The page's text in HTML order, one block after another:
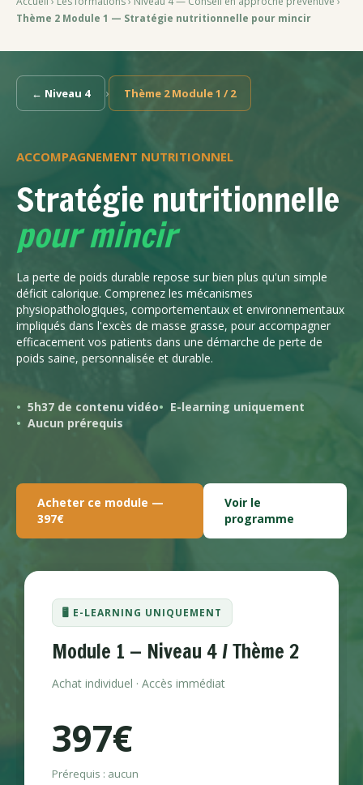
Thème 2 Module 1 — Stratégie nutritionnelle pour mincir
← Niveau 4 › Thème 2 Module 1 / 2
ACCOMPAGNEMENT NUTRITIONNEL
Stratégie nutritionnelle
pour mincir
La perte de poids durable repose sur bien plus qu'un simple
déficit calorique. Comprenez les mécanismes
physiopathologiques, comportementaux et environnementaux
impliqués dans l'excès de masse grasse, pour accompagner
efficacement vos patients dans une démarche de perte de
poids saine, personnalisée et durable.
5h37 de contenu vidéo
E-learning uniquement
Aucun prérequis
Acheter ce module —
397€
Voir le
programme
🖥️ E-LEARNING UNIQUEMENT
Module 1 — Niveau 4 / Thème 2
Achat individuel · Accès immédiat
397€
Prérequis : aucun